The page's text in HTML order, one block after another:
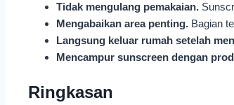
Tidak mengulang pemakaian.
Mengabaikan area penting. Bagian
Langsung keluar rumah setelah
Mencampur sunscreen dengan
Ringkasan